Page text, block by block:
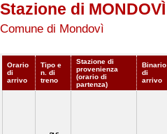
Stazione di MONDOVÌ
Comune di Mondovì
Orario
di
arrivo
Tipo e
n. di
treno
Stazione di
provenienza
(orario di
partenza)
Binario
di
arrivo